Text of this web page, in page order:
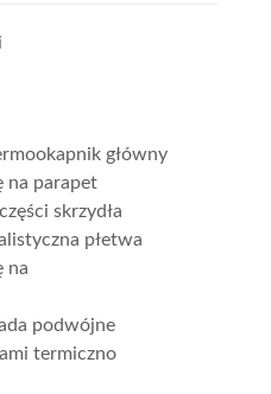
główny
na parapet
skrzydła
płetwa
na
podwójne
termiczno